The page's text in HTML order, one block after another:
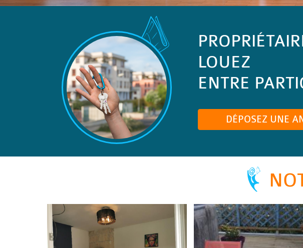
LOUEZ
ENTRE
DÉPOSEZ UNE